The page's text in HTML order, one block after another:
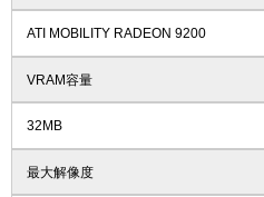
ATI MOBILITY RADEON 9200
VRAM容量
32MB
最大解像度